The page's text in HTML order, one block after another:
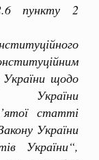
пункту 2
щодо
України
статті
України
України“,